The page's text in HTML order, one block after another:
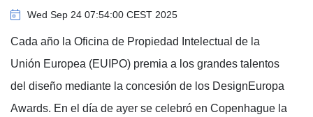
Wed Sep 24 07:54:00 CEST 2025
Cada año la Oficina de Propiedad Intelectual de la
Unión Europea (EUIPO) premia a los grandes talentos
del diseño mediante la concesión de los DesignEuropa
Awards. En el día de ayer se celebró en Copenhague la